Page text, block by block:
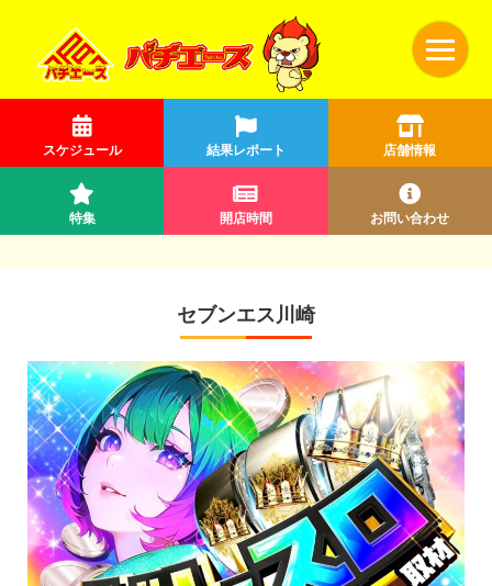
スケジュール 結果レポート 店舗情報
特集 開店時間 お問い合わせ
セブンエス川崎